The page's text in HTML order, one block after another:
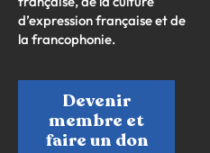
d’expression française et de
la francophonie.
Devenir
membre et
faire un don